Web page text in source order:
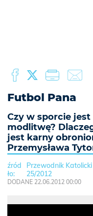
Futbol Pana
Czy w sporcie
modlitwę?
jest karny
Przemysława
Przewodnik Katolicki
25/2012
DODANE 22.06.2012 00:00